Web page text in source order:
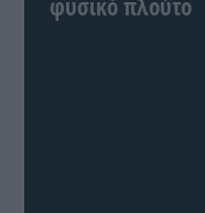
φυσικό πλούτο